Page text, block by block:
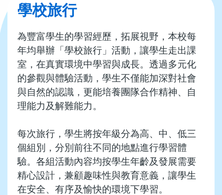
連學校旅行
為豐富學生的學習經歷，拓展視野，本校每
年均舉辦「學校旅行」活動，讓學生走出課
室，在真實環境中學習與成長。透過多元化
的參觀與體驗活動，學生不僅能加深對社會
與自然的認識，更能培養團隊合作精神、自
理能力及解難能力。
每次旅行，學生將按年級分為高、中、低三
個組別，分別前往不同的地點進行學習體
驗。各組活動內容均按學生年齡及發展需要
精心設計，兼顧趣味性與教育意義，讓學生
在安全、有序及愉快的環境下學習。